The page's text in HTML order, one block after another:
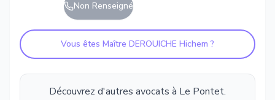
Non Renseigné
Vous êtes Maître DEROUICHE Hichem ?
Découvrez d'autres avocats à Le Pontet.